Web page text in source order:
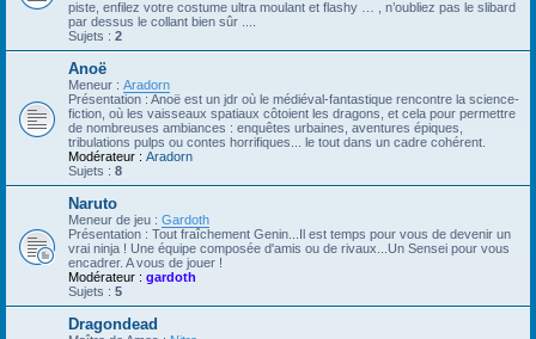
piste, enfilez votre costume ultra moulant et flashy … , n’oubliez pas le slibard
par dessus le collant bien sûr ....
Sujets : 2
Anoë
Meneur : Aradorn
Présentation : Anoë est un jdr où le médiéval-fantastique rencontre la science-
fiction, où les vaisseaux spatiaux côtoient les dragons, et cela pour permettre
de nombreuses ambiances : enquêtes urbaines, aventures épiques,
tribulations pulps ou contes horrifiques... le tout dans un cadre cohérent.
Modérateur : Aradorn
Sujets : 8
Naruto
Meneur de jeu : Gardoth
Présentation : Tout fraîchement Genin...Il est temps pour vous de devenir un
vrai ninja ! Une équipe composée d'amis ou de rivaux...Un Sensei pour vous
encadrer. A vous de jouer !
Modérateur : gardoth
Sujets : 5
Dragondead